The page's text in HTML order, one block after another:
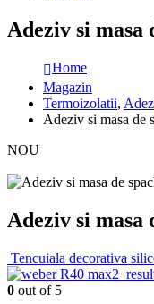
Adeziv si masa
Home
Magazin
Termoizolatii,
Adeziv si masa de
NOU
Adeziv si masa
Tencuiala decorativa
0 out of 5